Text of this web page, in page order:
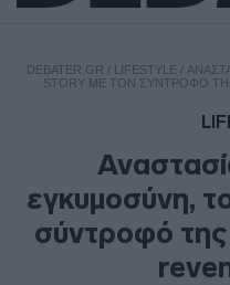
DEBATER.GR / LIFESTYLE /
STORY ΜΕ ΤΟΝ ΣΎΝΤΡΟΦΌ
εγκυμοσύνη,
σύντροφό